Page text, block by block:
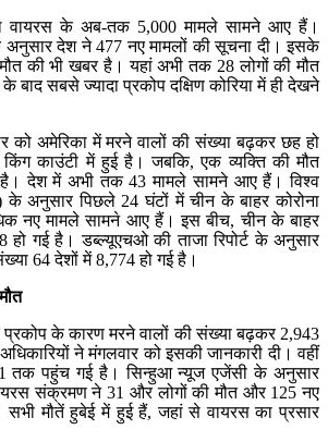
वायरस के अब-तक 5,000 मामले सामने आए हैं।
अनुसार देश ने 477 नए मामलों की सूचना दी। इसके
की भी खबर है। यहां अभी तक 28 लोगों की मौत
बाद सबसे ज्यादा प्रकोप दक्षिण कोरिया में ही देखने
को अमेरिका में मरने वालों की संख्या बढ़कर छह हो
काउंटी में हुई है। जबकि, एक व्यक्ति की मौत
है। देश में अभी तक 43 मामले सामने आए हैं। विश्व
अनुसार पिछले 24 घंटों में चीन के बाहर कोरोना
नए मामले सामने आए हैं। इस बीच, चीन के बाहर
हो गई है। डब्ल्यूएचओ की ताजा रिपोर्ट के अनुसार
64 देशों में 8,774 हो गई है।
प्रकोप के कारण मरने वालों की संख्या बढ़कर 2,943
ने मंगलवार को इसकी जानकारी दी। वहीं
तक पहुंच गई है। सिन्हुआ न्यूज एजेंसी के अनुसार
संक्रमण ने 31 और लोगों की मौत और 125 नए
सभी मौतें हुबेई में हुई हैं, जहां से वायरस का प्रसार